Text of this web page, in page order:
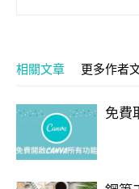
相關文章 更多作者
免費